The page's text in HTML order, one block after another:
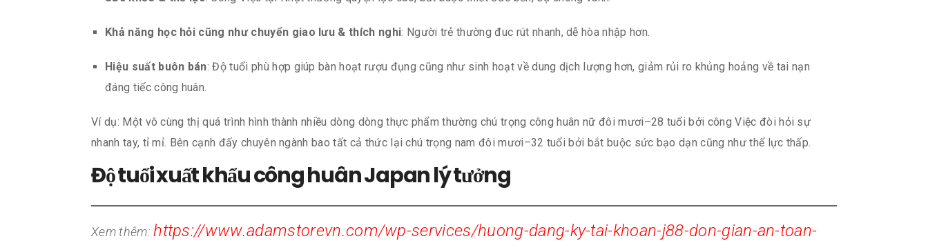
Khả năng học hỏi cũng như chuyển giao lưu & thích nghi: Người trẻ thường đuc rút nhanh, dễ hòa nhập hơn.
Hiệu suất buôn bán: Độ tuổi phù hợp giúp bàn hoạt rượu đụng cũng như sinh hoạt về dung dịch lượng hơn, giảm rủi ro khủng hoảng về tai nạn
đáng tiếc công huân.
Ví dụ: Một vô cùng thị quá trình hình thành nhiều dòng dòng thực phẩm thường chú trọng công huân nữ đôi mươi–28 tuổi bởi công Việc đòi hỏi sự
nhanh tay, tỉ mỉ. Bên cạnh đấy chuyên ngành bao tất cả thức lại chú trọng nam đôi mươi–32 tuổi bởi bắt buộc sức bạo dạn cũng như thể lực thấp.
Độ tuổi xuất khẩu công huân Japan lý tưởng
Xem thêm:https://www.adamstorevn.com/wp-services/huong-dang-ky-tai-khoan-j88-don-gian-an-toan-